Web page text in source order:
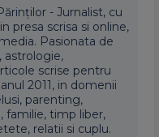
- Jurnalist, cu
presa scrisa si online,
Pasionata de
astrologie,
scrise pentru
2011, in domenii
parenting,
familie, timp liber,
relatii si cuplu.